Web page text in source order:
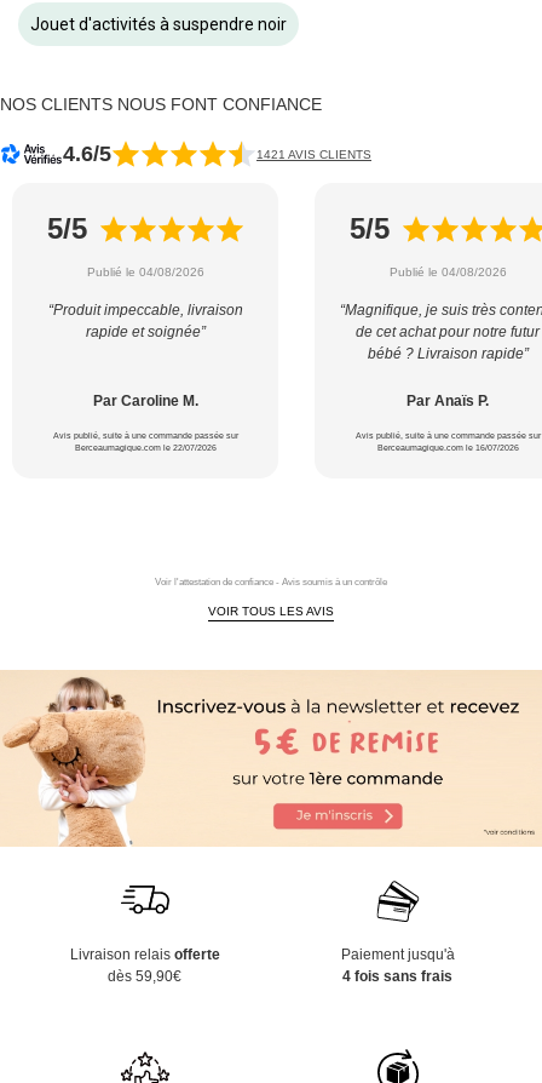
Jouet d'activités à suspendre noir
NOS CLIENTS NOUS FONT CONFIANCE
4.6/5 1421 AVIS CLIENTS
5/5
Publié le 04/08/2026
“Produit impeccable, livraison
rapide et soignée”
Par Caroline M.
Avis publié, suite à une commande passée sur
Berceaumagique.com le 22/07/2026
5/5
Publié le 04/08/2026
“Magnifique, je suis très
de cet achat pour notre futur
bébé ? Livraison rapide”
Par Anaïs P.
Avis publié, suite à une commande passée sur
Berceaumagique.com le 16/07/2026
Voir l'attestation de confiance - Avis soumis à un contrôle
VOIR TOUS LES AVIS
Livraison relais offerte
dès 59,90€
Paiement jusqu'à
4 fois sans frais